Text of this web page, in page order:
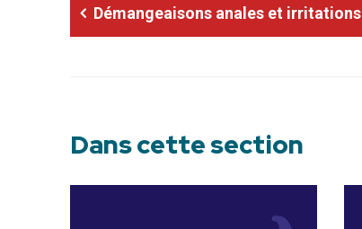
Démangeaisons anales et irritations
Dans cette section